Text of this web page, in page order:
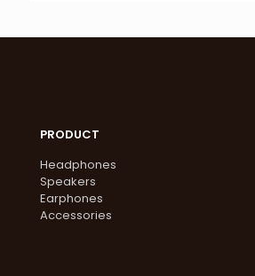
PRODUCT
Headphones
Speakers
Earphones
Accessories